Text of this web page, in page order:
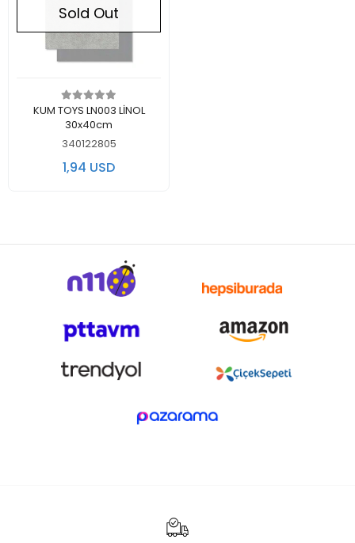
Out of stock
Sold Out
KUM TOYS LN003 LİNOL
30x40cm
340122805
1,94 USD